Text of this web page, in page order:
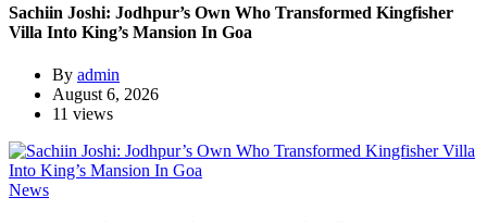
Sachiin Joshi: Jodhpur’s Own Who Transformed Kingfisher
Villa Into King’s Mansion In Goa
By admin
August 6, 2026
11 views
News